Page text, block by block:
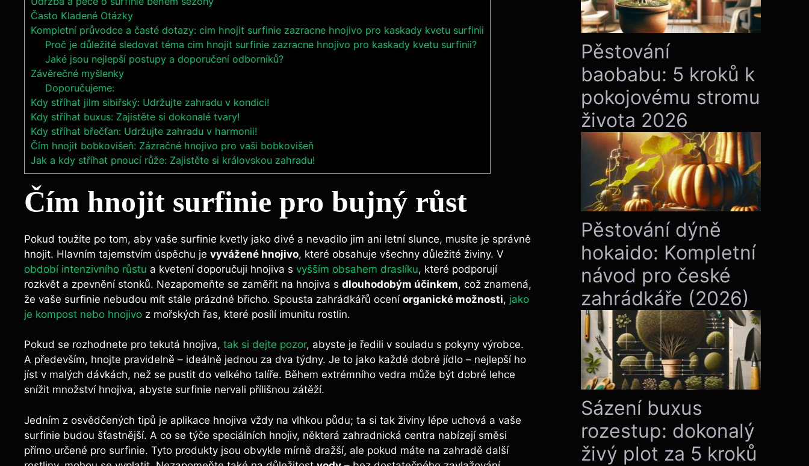
Často Kladené Otázky
Kompletní průvodce a časté dotazy: cim hnojit surfinie zazracne hnojivo pro kaskady kvetu surfinii
Proč je důležité sledovat téma cim hnojit surfinie zazracne hnojivo pro kaskady kvetu surfinii?
Jaké jsou nejlepší postupy a doporučení odborníků?
Závěrečné myšlenky
Doporučujeme:
Kdy stříhat jilm sibiřský: Udržujte zahradu v kondici!
Kdy stříhat buxus: Zajistěte si dokonalé tvary!
Kdy stříhat břečťan: Udržujte zahradu v harmonii!
Čím hnojit bobkovišeň: Zázračné hnojivo pro vaši bobkovišeň
Jak a kdy stříhat pnoucí růže: Zajistěte si královskou zahradu!
Čím hnojit surfinie pro‌ bujný růst
Pokud⁢ toužíte ⁤po tom, aby vaše surfinie kvetly jako divé⁣ a nevadilo jim ani letní slunce, musíte je správně
hnojit. Hlavním tajemstvím úspěchu je vyvážené hnojivo, které obsahuje všechny důležité živiny. V
období intenzivního růstu a kvetení doporučuji hnojiva s vyšším obsahem draslíku, které podporují
rozkvět a zpevnění stonků. Nezapomeňte se zaměřit na hnojiva s dlouhodobým účinkem, což znamená,‌
že vaše surfinie nebudou mít stále prázdné břicho. Spousta zahrádkářů ocení organické možnosti, jako
je kompost nebo⁢ hnojivo ⁣ z mořských řas, ⁢které posílí imunitu rostlin.
Pokud se rozhodnete pro tekutá ​hnojiva, tak si dejte pozor, abyste je ředili v souladu⁢ s ⁤pokyny ‍výrobce.
A především, hnojte​ pravidelně – ideálně jednou za dva týdny. Je to jako každé dobré jídlo – nejlepší ho
jíst v malých dávkách, než se pustit do velkého talíře. ⁤Během extrémního vedra může být dobré lehce
snížit ⁢množství hnojiva, abyste surfinie nervali přílišnou zátěží.
Jedním​ z⁤ osvědčených tipů je aplikace hnojiva vždy na vlhkou půdu; ta si tak živiny lépe uchová a vaše
surfinie budou šťastnější.​ A co se týče speciálních hnojiv, některá zahradnická ‍centra nabízejí směsi
přímo určené pro surfinie.​ Tyto produkty jsou obvykle⁤ mírně dražší, ale pokud máte na​ zahradě další
Pěstování
baobabu: 5 kroků k
pokojovému stromu
života 2026
Pěstování dýně
hokaido: Kompletní
návod pro české
zahrádkáře (2026)
Sázení buxus
rozestup: dokonalý
živý plot za 5 kroků